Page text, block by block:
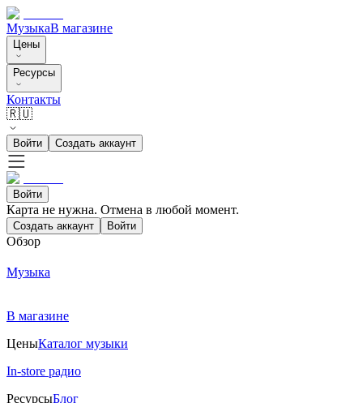
МузыкаВ магазине
Цены
Ресурсы
Контакты
🇷🇺
Войти Создать аккаунт
Войти
Карта не нужна. Отмена в любой момент.
Создать аккаунт Войти
Обзор
Музыка
В магазине
ЦеныКаталог музыки
In-store радио
РесурсыБлог